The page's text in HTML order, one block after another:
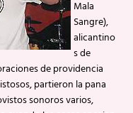
Mala
Sangre),
alicantino
s de
de providencia
partieron la pana
sonoros varios,